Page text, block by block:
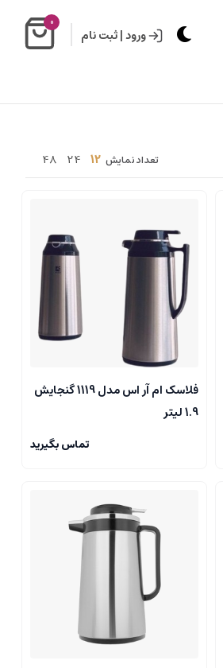
ورود|ثبت نام
0
تعداد نمایش 12
24
48
فلاسک ام آر اس مدل 1119 گنجایش
1.9 لیتر
تماس بگیرید